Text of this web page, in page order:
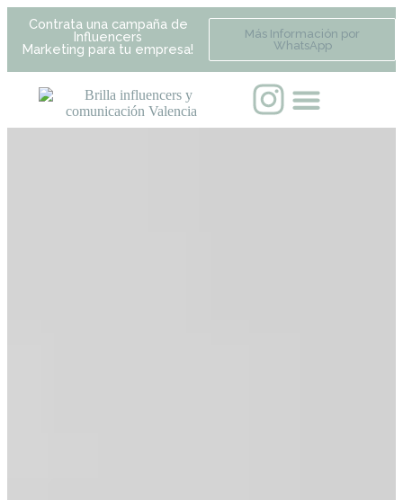
Contrata una campaña de
Influencers
Marketing para tu empresa!
Más Información por
WhatsApp